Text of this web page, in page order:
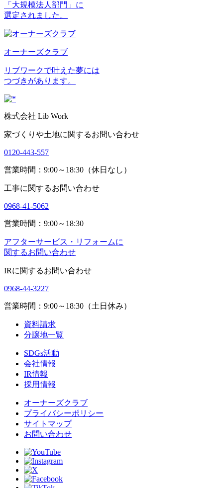
「大規模法人部門」に
選定されました。
オーナーズクラブ
リブワークで叶えた夢には
つづきがあります。
株式会社 Lib Work
家づくりや土地に関するお問い合わせ
0120-443-557
営業時間：9:00～18:30（休日なし）
工事に関するお問い合わせ
0968-41-5062
営業時間：9:00～18:30
アフターサービス・リフォームに
関するお問い合わせ
IRに関するお問い合わせ
0968-44-3227
営業時間：9:00～18:30（土日休み）
資料請求
分譲地一覧
SDGs活動
会社情報
IR情報
採用情報
オーナーズクラブ
プライバシーポリシー
サイトマップ
お問い合わせ